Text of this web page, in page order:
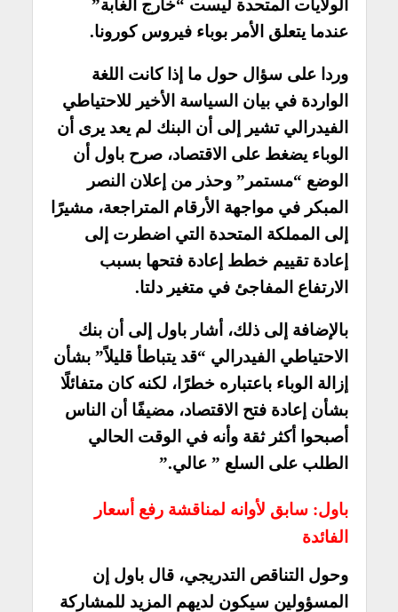
الولايات المتحدة ليست “خارج الغابة”
عندما يتعلق الأمر بوباء فيروس كورونا.
وردا على سؤال حول ما إذا كانت اللغة
الواردة في بيان السياسة الأخير للاحتياطي
الفيدرالي تشير إلى أن البنك لم يعد يرى أن
الوباء يضغط على الاقتصاد، صرح باول أن
الوضع “مستمر” وحذر من إعلان النصر
المبكر في مواجهة الأرقام المتراجعة، مشيرًا
إلى المملكة المتحدة التي اضطرت إلى
إعادة تقييم خطط إعادة فتحها بسبب
الارتفاع المفاجئ في متغير دلتا.
بالإضافة إلى ذلك، أشار باول إلى أن بنك
الاحتياطي الفيدرالي “قد يتباطأ قليلاً” بشأن
إزالة الوباء باعتباره خطرًا، لكنه كان متفائلًا
بشأن إعادة فتح الاقتصاد، مضيفًا أن الناس
أصبحوا أكثر ثقة وأنه في الوقت الحالي
الطلب على السلع ” عالي.”
باول: سابق لأوانه لمناقشة رفع أسعار
الفائدة
وحول التناقص التدريجي، قال باول إن
المسؤولين سيكون لديهم المزيد للمشاركة